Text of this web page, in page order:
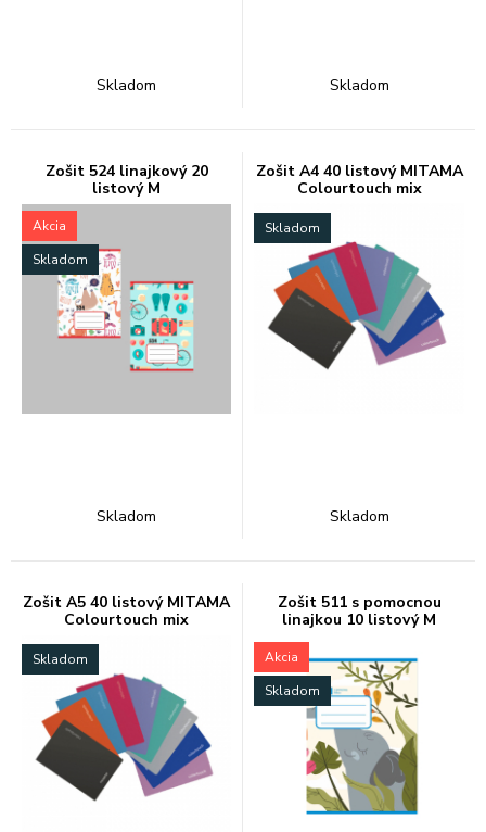
Skladom Skladom
Zošit 524 linajkový 20
listový M
Akcia
Skladom
Skladom
Zošit A4 40 listový MITAMA
Colourtouch mix
Skladom
Skladom
Zošit A5 40 listový MITAMA
Colourtouch mix
Skladom
Zošit 511 s pomocnou
linajkou 10 listový M
Akcia
Skladom